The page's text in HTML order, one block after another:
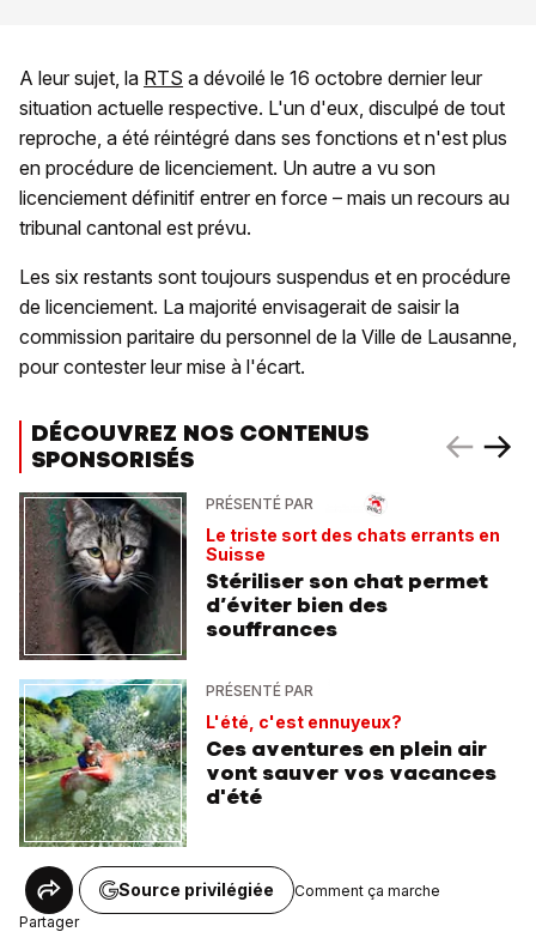
A leur sujet, la RTS a dévoilé le 16 octobre dernier leur
situation actuelle respective. L'un d'eux, disculpé de tout
reproche, a été réintégré dans ses fonctions et n'est plus
en procédure de licenciement. Un autre a vu son
licenciement définitif entrer en force – mais un recours au
tribunal cantonal est prévu.
Les six restants sont toujours suspendus et en procédure
de licenciement. La majorité envisagerait de saisir la
commission paritaire du personnel de la Ville de Lausanne,
pour contester leur mise à l'écart.
DÉCOUVREZ NOS CONTENUS
SPONSORISÉS
PRÉSENTÉ PAR
Le triste sort des chats errants en
Suisse
Stériliser son chat permet
d’éviter bien des
souffrances
PRÉSENTÉ PAR
L'été, c'est ennuyeux?
Ces aventures en plein air
vont sauver vos vacances
d'été
Partager
Source privilégiée Comment ça marche